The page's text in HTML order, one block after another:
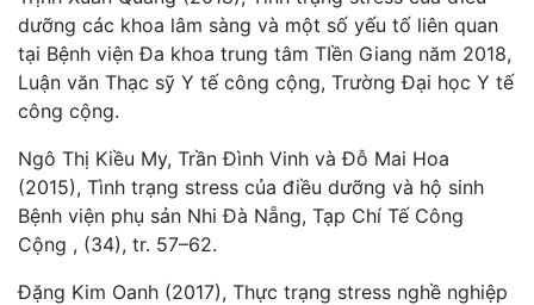
dưỡng các khoa lâm sàng và một số yếu tố liên quan
tại Bệnh viện Đa khoa trung tâm TIền Giang năm 2018,
Luận văn Thạc sỹ Y tế công cộng, Trường Đại học Y tế
công cộng.
Ngô Thị Kiều My, Trần Đình Vinh và Đỗ Mai Hoa
(2015), Tình trạng stress của điều dưỡng và hộ sinh
Bệnh viện phụ sản Nhi Đà Nẵng, Tạp Chí Tế Công
Cộng , (34), tr. 57–62.
Đặng Kim Oanh (2017), Thực trạng stress nghề nghiệp